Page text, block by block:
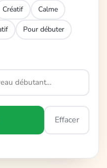
Créatif Calme
Pour débuter
Effacer